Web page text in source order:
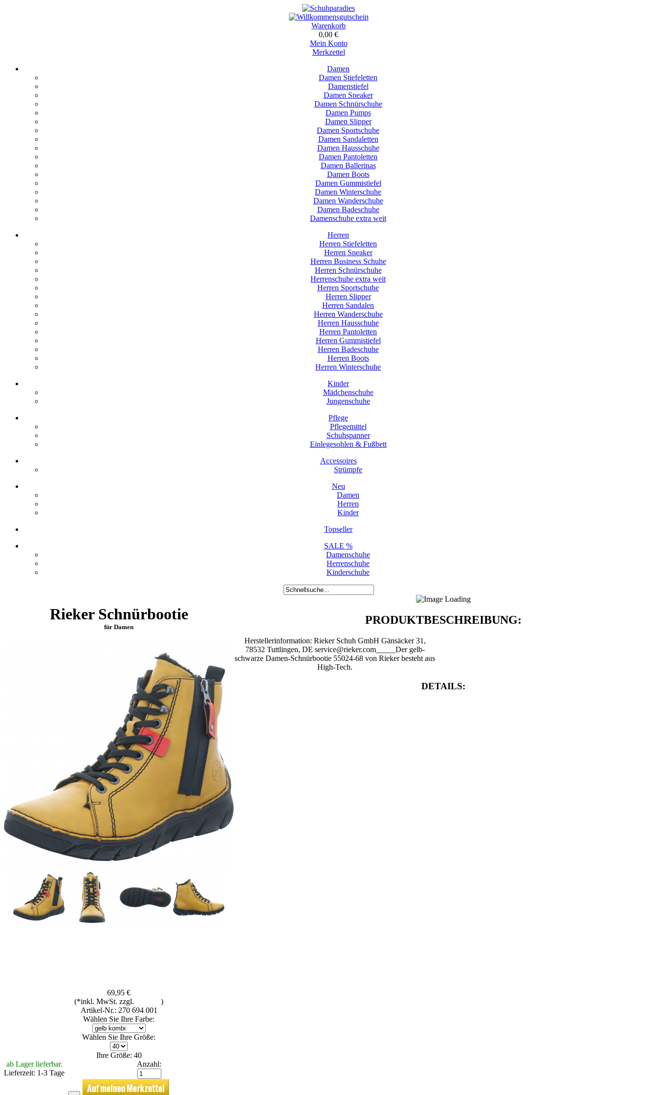
Warenkorb
0,00 €
Mein Konto
Merkzettel
Damen
Damen Stiefeletten
Damenstiefel
Damen Sneaker
Damen Schnürschuhe
Damen Pumps
Damen Slipper
Damen Sportschuhe
Damen Sandaletten
Damen Hausschuhe
Damen Pantoletten
Damen Ballerinas
Damen Boots
Damen Gummistiefel
Damen Winterschuhe
Damen Wanderschuhe
Damen Badeschuhe
Damenschuhe extra weit
Herren
Herren Stiefeletten
Herren Sneaker
Herren Business Schuhe
Herren Schnürschuhe
Herrenschuhe extra weit
Herren Sportschuhe
Herren Slipper
Herren Sandalen
Herren Wanderschuhe
Herren Hausschuhe
Herren Pantoletten
Herren Gummistiefel
Herren Badeschuhe
Herren Boots
Herren Winterschuhe
Kinder
Mädchenschuhe
Jungenschuhe
Pflege
Pflegemittel
Schuhspanner
Einlegesohlen & Fußbett
Accessoires
Strümpfe
Neu
Damen
Herren
Kinder
Topseller
SALE %
Damenschuhe
Herrenschuhe
Kinderschuhe
Rieker Schnürbootie
für Damen
69,95 €
(*inkl. MwSt. zzgl.
)
Artikel-Nr.: 270 694 001
Wählen Sie Ihre Farbe:
Wählen Sie Ihre Größe:
Ihre Größe: 40
ab Lager lieferbar.
Lieferzeit: 1-3 Tage
Anzahl:
PRODUKTBESCHREIBUNG:
Herstellerinformation: Rieker Schuh GmbH Gänsäcker 31,
78532 Tuttlingen, DE service@rieker.com_____Der gelb-
schwarze Damen-Schnürbootie 55024-68 von Rieker besteht aus
High-Tech.
DETAILS: